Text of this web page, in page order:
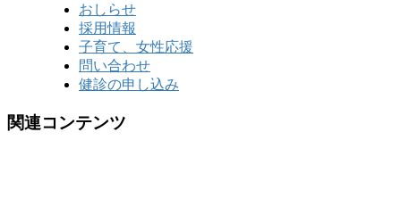
おしらせ
採用情報
子育て、女性応援
問い合わせ
健診の申し込み
関連コンテンツ